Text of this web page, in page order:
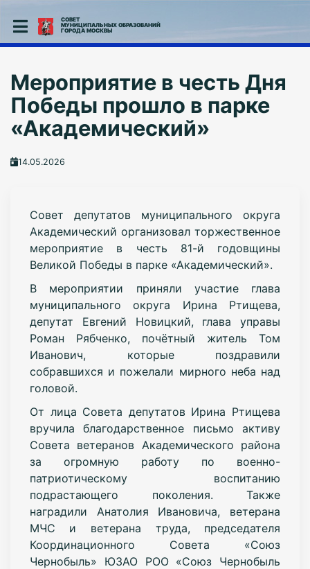
СОВЕТ
МУНИЦИПАЛЬНЫХ ОБРАЗОВАНИЙ
ГОРОДА МОСКВЫ
Мероприятие в честь Дня
Победы прошло в парке
«Академический»
14.05.2026
Совет депутатов муниципального округа
Академический организовал торжественное
мероприятие в честь 81-й годовщины
Великой Победы в парке «Академический».
В мероприятии приняли участие глава
муниципального округа Ирина Ртищева,
депутат Евгений Новицкий, глава управы
Роман Рябченко, почётный житель Том
Иванович, которые поздравили
собравшихся и пожелали мирного неба над
головой.
От лица Совета депутатов Ирина Ртищева
вручила благодарственное письмо активу
Совета ветеранов Академического района
за огромную работу по военно-
патриотическому воспитанию
подрастающего поколения. Также
наградили Анатолия Ивановича, ветерана
МЧС и ветерана труда, председателя
Координационного Совета «Союз
Чернобыль» ЮЗАО РОО «Союз Чернобыль